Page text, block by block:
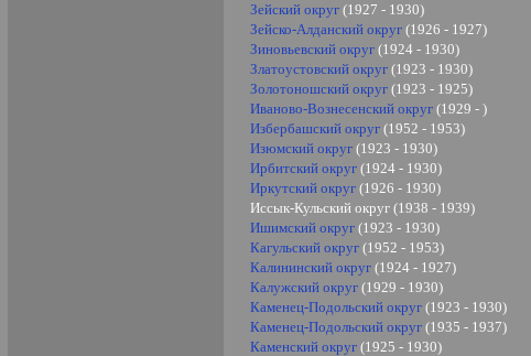
Зейский округ (1927 - 1930)
Зейско-Алданский округ (1926 - 1927)
Зиновьевский округ (1924 - 1930)
Златоустовский округ (1923 - 1930)
Золотоношский округ (1923 - 1925)
Иваново-Вознесенский округ (1929 - )
Избербашский округ (1952 - 1953)
Изюмский округ (1923 - 1930)
Ирбитский округ (1924 - 1930)
Иркутский округ (1926 - 1930)
Иссык-Кульский округ (1938 - 1939)
Ишимский округ (1923 - 1930)
Кагульский округ (1952 - 1953)
Калининский округ (1924 - 1927)
Калужский округ (1929 - 1930)
Каменец-Подольский округ (1923 - 1930)
Каменец-Подольский округ (1935 - 1937)
Каменский округ (1925 - 1930)